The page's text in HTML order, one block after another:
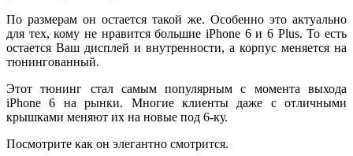
По размерам он остается такой же. Особенно это актуально
для тех, кому не нравится большие iPhone 6 и 6 Plus. То есть
остается Ваш дисплей и внутренности, а корпус меняется на
тюнингованный.
Этот тюнинг стал самым популярным с момента выхода
iPhone 6 на рынки. Многие клиенты даже с отличными
крышками меняют их на новые под 6-ку.
Посмотрите как он элегантно смотрится.